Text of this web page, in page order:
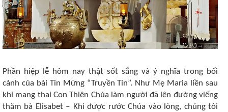
Phần hiệp lễ hôm nay thật sốt sắng và ý nghĩa trong bối
cảnh của bài Tin Mừng “Truyền Tin”. Như Mẹ Maria liền sau
khi mang thai Con Thiên Chúa làm người đã lên đường viếng
thăm bà Elisabet ‒ Khi được rước Chúa vào lòng, chúng tôi